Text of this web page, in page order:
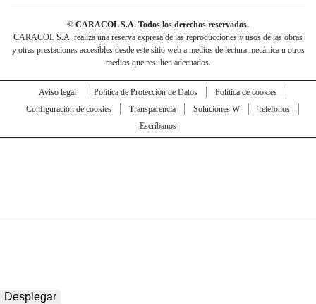
© CARACOL S.A. Todos los derechos reservados.
CARACOL S.A. realiza una reserva expresa de las reproducciones y usos de las obras
y otras prestaciones accesibles desde este sitio web a medios de lectura mecánica u otros
medios que resulten adecuados.
Aviso legal Política de Protección de Datos
Política de cookies
Configuración de cookies
Transparencia Soluciones W
Teléfonos
Escríbanos
Desplegar